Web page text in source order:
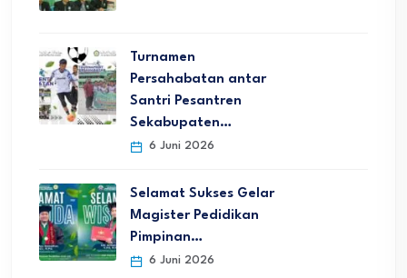
Turnamen
Persahabatan antar
Santri Pesantren
Sekabupaten…
6 Juni 2026
Selamat Sukses Gelar
Magister Pedidikan
Pimpinan…
6 Juni 2026